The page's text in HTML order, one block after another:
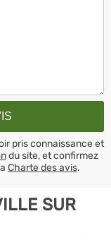
pris connaissance et
du site, et confirmez
Charte des avis.
SUR